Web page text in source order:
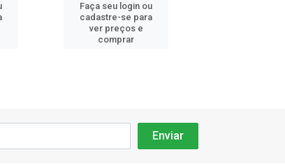
Faça seu login ou
cadastre-se para
ver preços e
comprar